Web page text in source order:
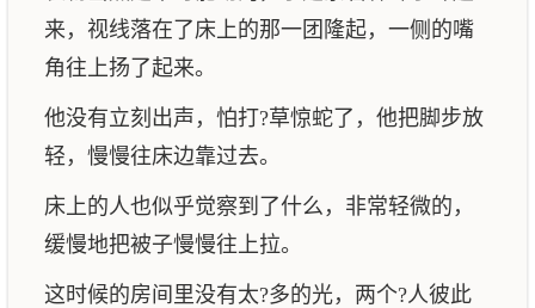
来，视线落在了床上的那一团隆起，一侧的嘴
角往上扬了起来。
他没有立刻出声，怕打?草惊蛇了，他把脚步放
轻，慢慢往床边靠过去。
床上的人也似乎觉察到了什么，非常轻微的，
缓慢地把被子慢慢往上拉。
这时候的房间里没有太?多的光，两个?人彼此